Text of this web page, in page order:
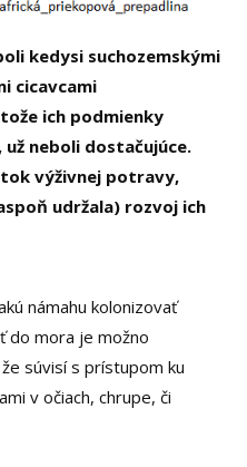
kedysi suchozemskými
cicavcami
ich podmienky
neboli dostačujúce.
výživnej potravy,
udržala) rozvoj ich
námahu kolonizovať
do mora je možno
súvisí s prístupom ku
v očiach, chrupe, či